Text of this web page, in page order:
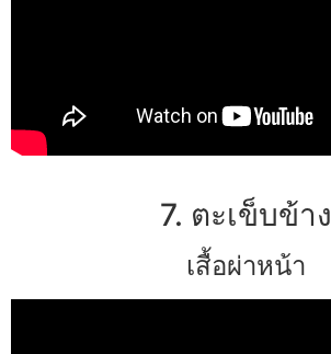
7. ตะเข็บข้าง
เสื้อผ่าหน้า